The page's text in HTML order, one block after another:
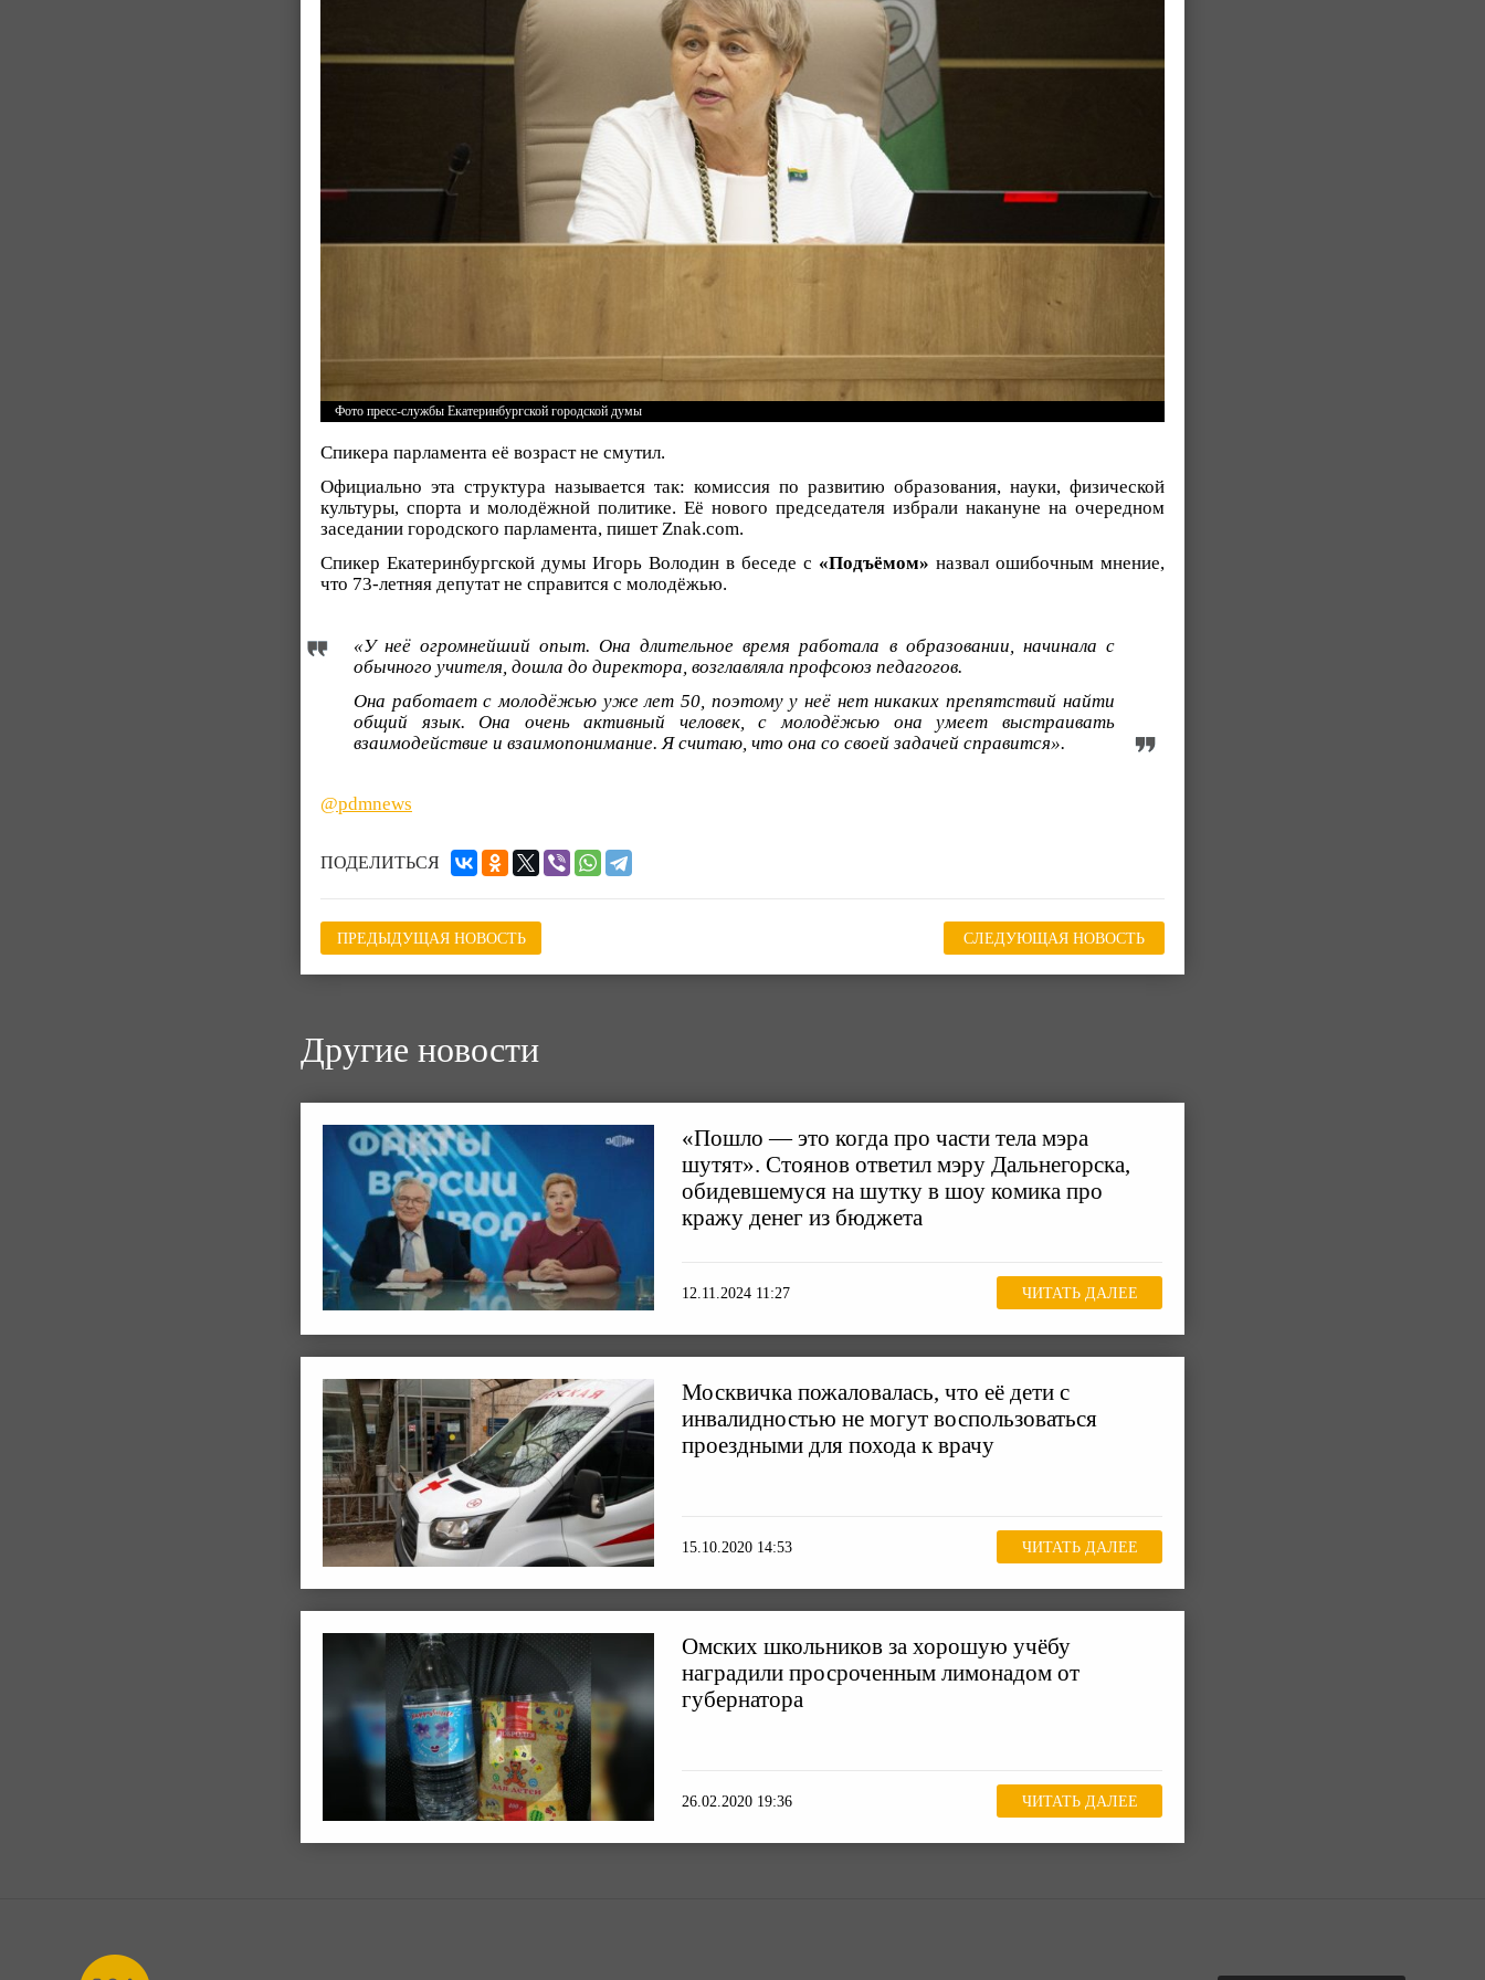
Фото пресс-службы Екатеринбургской городской думы
Спикера парламента её возраст не смутил.
Официально эта структура называется так: комиссия по развитию образования, науки, физической
культуры, спорта и молодёжной политике. Её нового председателя избрали накануне на очередном
заседании городского парламента, пишет Znak.com.
Спикер Екатеринбургской думы Игорь Володин в беседе с «Подъёмом» назвал ошибочным мнение,
что 73-летняя депутат не справится с молодёжью.
«У неё огромнейший опыт. Она длительное время работала в образовании, начинала с
обычного учителя, дошла до директора, возглавляла профсоюз педагогов.
Она работает с молодёжью уже лет 50, поэтому у неё нет никаких препятствий найти
общий язык. Она очень активный человек, с молодёжью она умеет выстраивать
взаимодействие и взаимопонимание. Я считаю, что она со своей задачей справится».
@pdmnews
ПОДЕЛИТЬСЯ
ПРЕДЫДУЩАЯ НОВОСТЬ СЛЕДУЮЩАЯ НОВОСТЬ
Другие новости
«Пошло — это когда про части тела мэра
шутят». Стоянов ответил мэру Дальнегорска,
обидевшемуся на шутку в шоу комика про
кражу денег из бюджета
12.11.2024 11:27 ЧИТАТЬ ДАЛЕЕ
Москвичка пожаловалась, что её дети с
инвалидностью не могут воспользоваться
проездными для похода к врачу
15.10.2020 14:53 ЧИТАТЬ ДАЛЕЕ
Омских школьников за хорошую учёбу
наградили просроченным лимонадом от
губернатора
26.02.2020 19:36 ЧИТАТЬ ДАЛЕЕ